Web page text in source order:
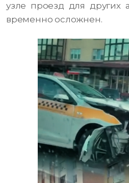
узле проезд для других
временно осложнен.